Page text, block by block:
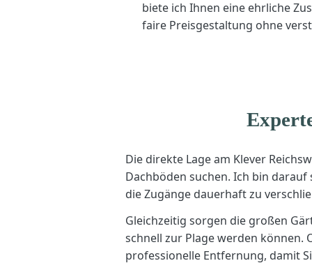
biete ich Ihnen eine ehrliche
faire Preisgestaltung ohne
Die direkte Lage am Klever
Dachböden suchen. Ich bin
die Zugänge dauerhaft zu
Gleichzeitig sorgen die großen
schnell zur Plage werden können.
professionelle Entfernung, damit